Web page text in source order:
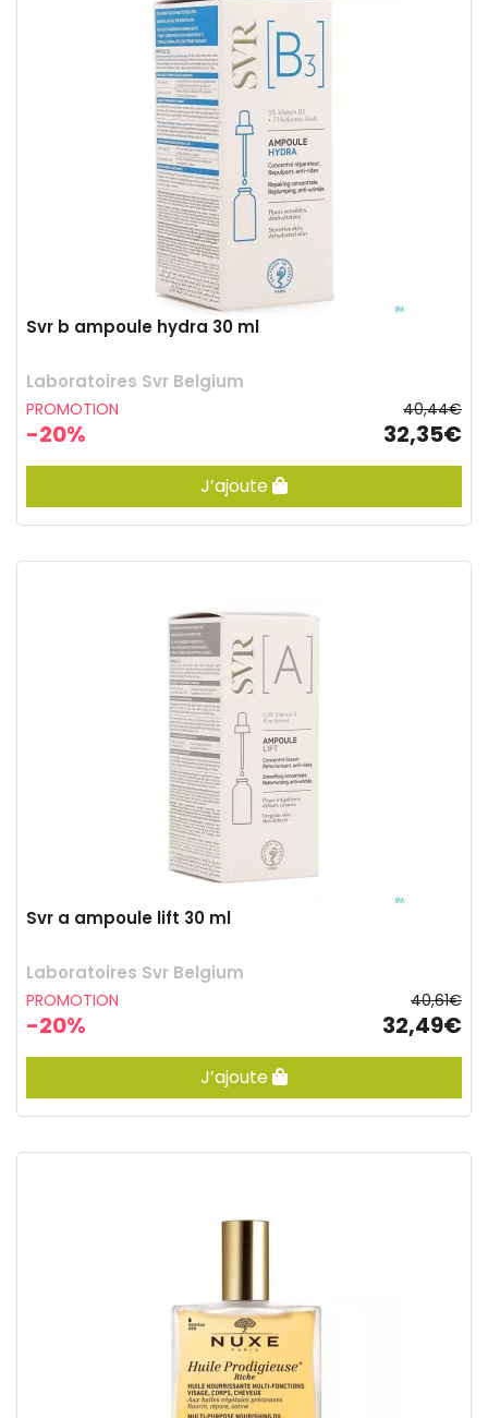
Svr b ampoule hydra 30 ml
Laboratoires Svr Belgium
PROMOTION
-20%
40,44€
32,35€
J’ajoute
Svr a ampoule lift 30 ml
Laboratoires Svr Belgium
PROMOTION
-20%
40,61€
32,49€
J’ajoute